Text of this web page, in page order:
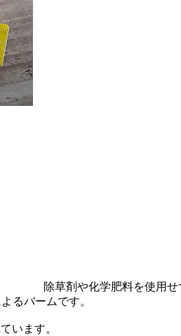
除草剤や化学肥料を使用
るバームです。
います。